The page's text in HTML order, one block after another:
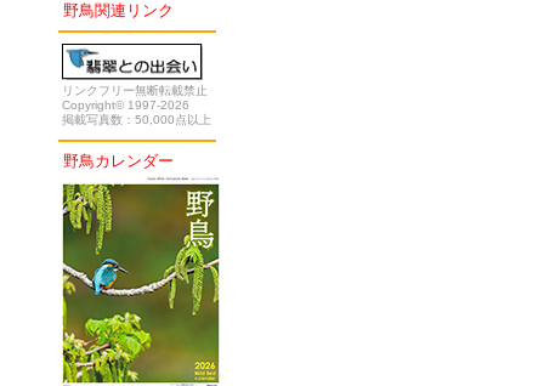
野鳥関連リンク
リンクフリー無断転載禁止
Copyright© 1997-2026
掲載写真数：50,000点以上
野鳥カレンダー